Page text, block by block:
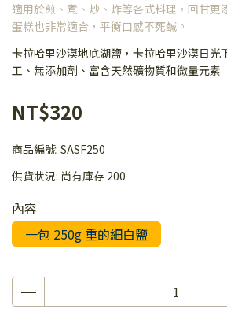
適用於煎、煮、炒、炸等各式料理，回甘更
蛋糕也非常適合，平衡口感不死鹹。
卡拉哈里沙漠地底湖鹽，卡拉哈里沙漠日光
工、無添加劑、富含天然礦物質和微量元素
NT$320
商品編號: SASF250
供貨狀況: 尚有庫存 200
內容
一包 250g 重的細白鹽